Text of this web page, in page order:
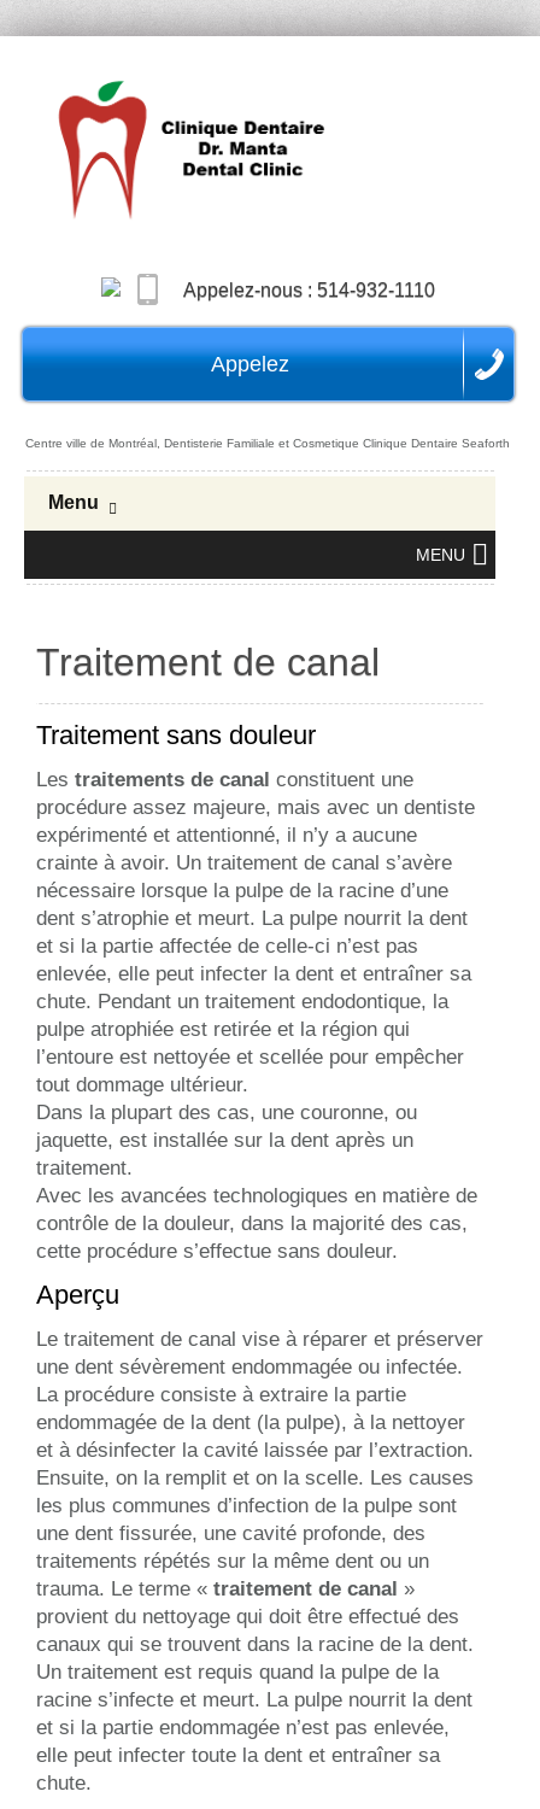
Appelez-nous : 514-932-1110
Appelez
Centre ville de Montréal, Dentisterie Familiale et Cosmetique Clinique Dentaire Seaforth
Menu
MENU
Traitement de canal
Traitement sans douleur
Les traitements de canal constituent une
procédure assez majeure, mais avec un dentiste
expérimenté et attentionné, il n’y a aucune
crainte à avoir. Un traitement de canal s’avère
nécessaire lorsque la pulpe de la racine d’une
dent s’atrophie et meurt. La pulpe nourrit la dent
et si la partie affectée de celle-ci n’est pas
enlevée, elle peut infecter la dent et entraîner sa
chute. Pendant un traitement endodontique, la
pulpe atrophiée est retirée et la région qui
l’entoure est nettoyée et scellée pour empêcher
tout dommage ultérieur.
Dans la plupart des cas, une couronne, ou
jaquette, est installée sur la dent après un
traitement.
Avec les avancées technologiques en matière de
contrôle de la douleur, dans la majorité des cas,
cette procédure s’effectue sans douleur.
Aperçu
Le traitement de canal vise à réparer et préserver
une dent sévèrement endommagée ou infectée.
La procédure consiste à extraire la partie
endommagée de la dent (la pulpe), à la nettoyer
et à désinfecter la cavité laissée par l’extraction.
Ensuite, on la remplit et on la scelle. Les causes
les plus communes d’infection de la pulpe sont
une dent fissurée, une cavité profonde, des
traitements répétés sur la même dent ou un
trauma. Le terme « traitement de canal »
provient du nettoyage qui doit être effectué des
canaux qui se trouvent dans la racine de la dent.
Un traitement est requis quand la pulpe de la
racine s’infecte et meurt. La pulpe nourrit la dent
et si la partie endommagée n’est pas enlevée,
elle peut infecter toute la dent et entraîner sa
chute.